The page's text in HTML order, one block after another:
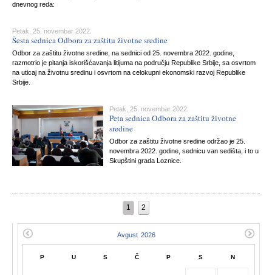
dnevnog reda:
Petak, 25. novembar 2022.
Šesta sednica Odbora za zaštitu životne sredine
Odbor za zaštitu životne sredine, na sednici od 25. novembra 2022. godine,
razmotrio je pitanja iskorišćavanja litijuma na području Republike Srbije, sa osvrtom
na uticaj na životnu sredinu i osvrtom na celokupni ekonomski razvoj Republike
Srbije.
Petak, 25. novembar 2022.
Peta sednica Odbora za zaštitu životne
sredine
Odbor za zaštitu životne sredine održao je 25.
novembra 2022. godine, sednicu van sedišta, i to u
Skupštini grada Loznice.
1 2
P U S Č P S N